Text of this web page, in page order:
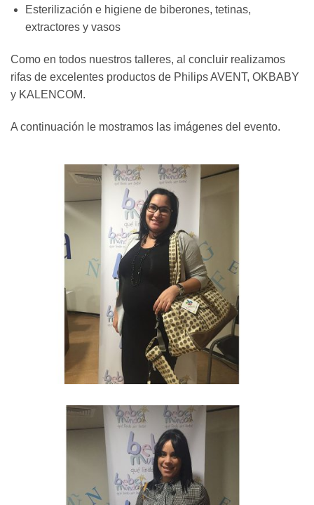
Esterilización e higiene de biberones, tetinas,
extractores y vasos
Como en todos nuestros talleres, al concluir realizamos
rifas de excelentes productos de Philips AVENT, OKBABY
y KALENCOM.
A continuación le mostramos las imágenes del evento.